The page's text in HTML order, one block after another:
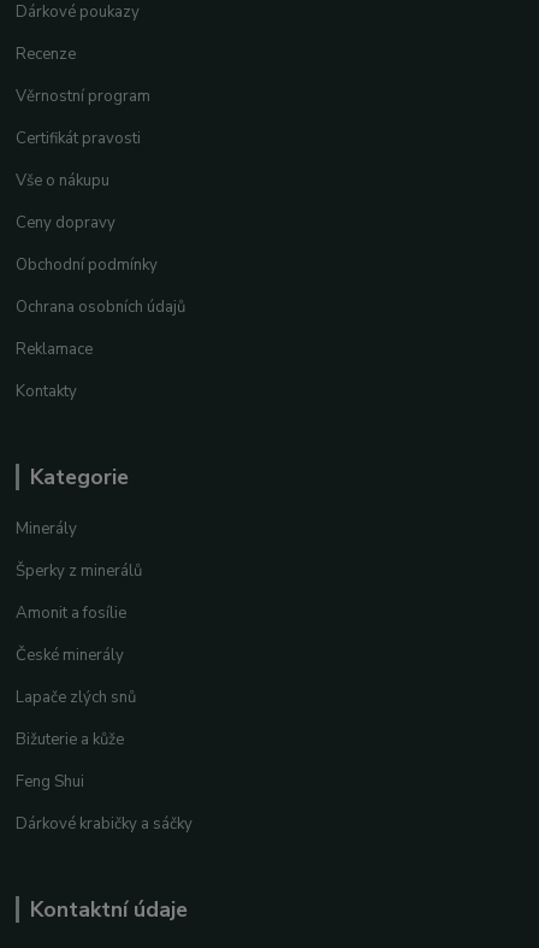
Dárkové poukazy
Recenze
Věrnostní program
Certifikát pravosti
Vše o nákupu
Ceny dopravy
Obchodní podmínky
Ochrana osobních údajů
Reklamace
Kontakty
Kategorie
Minerály
Šperky z minerálů
Amonit a fosílie
České minerály
Lapače zlých snů
Bižuterie a kůže
Feng Shui
Dárkové krabičky a sáčky
Kontaktní údaje